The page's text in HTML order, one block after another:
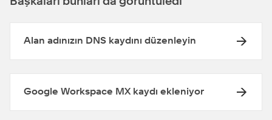
Alan adınızın DNS kaydını düzenleyin
Google Workspace MX kaydı ekleniyor